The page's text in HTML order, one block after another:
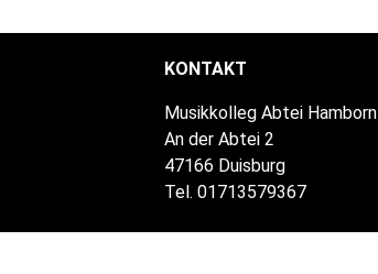
KONTAKT
Musikkolleg Abtei Hamborn
An der Abtei 2
47166 Duisburg
Tel. 01713579367